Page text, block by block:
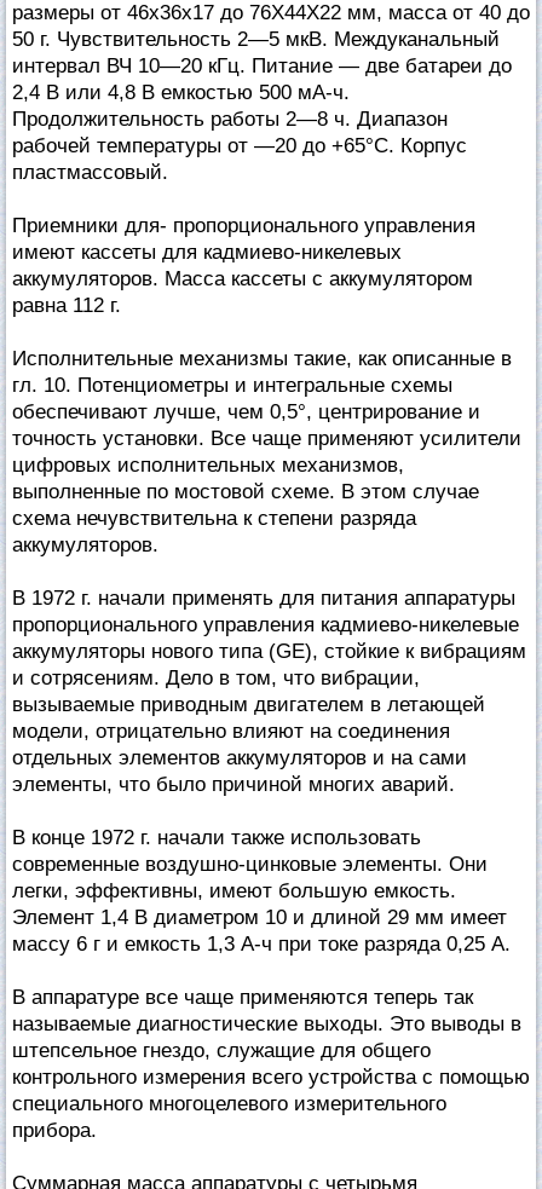
размеры от 46x36x17 до 76X44X22 мм, масса от 40 до
50 г. Чувствительность 2—5 мкВ. Междуканальный
интервал ВЧ 10—20 кГц. Питание — две батареи до
2,4 В или 4,8 В емкостью 500 мА-ч.
Продолжительность работы 2—8 ч. Диапазон
рабочей температуры от —20 до +65°С. Корпус
пластмассовый.
Приемники для- пропорционального управления
имеют кассеты для кадмиево-никелевых
аккумуляторов. Масса кассеты с аккумулятором
равна 112 г.
Исполнительные механизмы такие, как описанные в
гл. 10. Потенциометры и интегральные схемы
обеспечивают лучше, чем 0,5°, центрирование и
точность установки. Все чаще применяют усилители
цифровых исполнительных механизмов,
выполненные по мостовой схеме. В этом случае
схема нечувствительна к степени разряда
аккумуляторов.
В 1972 г. начали применять для питания аппаратуры
пропорционального управления кадмиево-никелевые
аккумуляторы нового типа (GE), стойкие к вибрациям
и сотрясениям. Дело в том, что вибрации,
вызываемые приводным двигателем в летающей
модели, отрицательно влияют на соединения
отдельных элементов аккумуляторов и на сами
элементы, что было причиной многих аварий.
В конце 1972 г. начали также использовать
современные воздушно-цинковые элементы. Они
легки, эффективны, имеют большую емкость.
Элемент 1,4 В диаметром 10 и длиной 29 мм имеет
массу 6 г и емкость 1,3 А-ч при токе разряда 0,25 А.
В аппаратуре все чаще применяются теперь так
называемые диагностические выходы. Это выводы в
штепсельное гнездо, служащие для общего
контрольного измерения всего устройства с помощью
специального многоцелевого измерительного
прибора.
Суммарная масса аппаратуры с четырьмя